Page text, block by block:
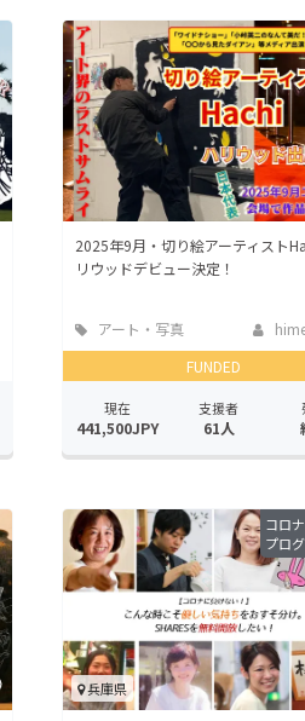
CAMPFIREふるさ
2025年9月・切り絵アーティスト
リウッドデビュー決定！
アート・写真
FUNDED
現在
441,500JPY
支援者
61人
コロ
プロ
兵庫県